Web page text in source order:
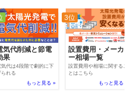
気代削減と節電
果
気代は4段階で劇的に下
られる
もっと見る »
3位
設置費用・メーカ
ー相場一覧
設置費用や相場に関するこ
とはこちら
もっと見る »